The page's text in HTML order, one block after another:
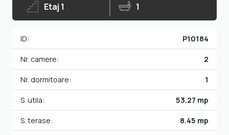
Etaj 1 1
ID: P10184
Nr. camere: 2
Nr. dormitoare: 1
S. utila: 53.27 mp
S. terase: 8.45 mp